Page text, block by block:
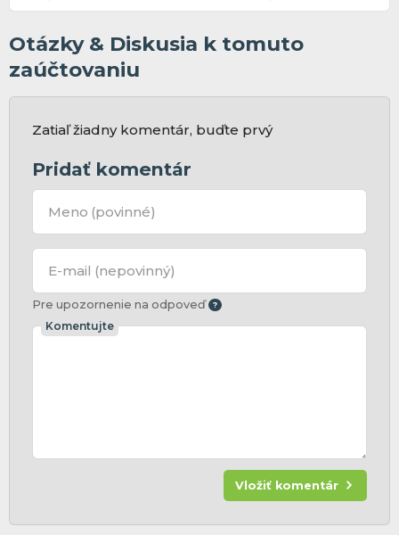
Otázky & Diskusia k tomuto
zaúčtovaniu
Zatiaľ žiadny komentár, buďte prvý
Pridať komentár
Meno (povinné)
E-mail (nepovinný)
Pre upozornenie na odpoveď
Komentujte
Vložiť komentár